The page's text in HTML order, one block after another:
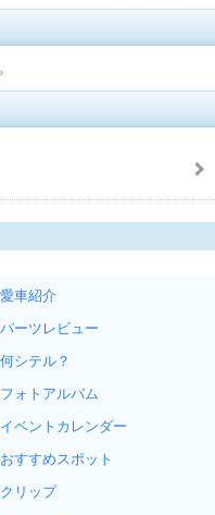
愛車紹介
パーツレビュー
何シテル？
フォトアルバム
イベントカレンダー
おすすめスポット
クリップ